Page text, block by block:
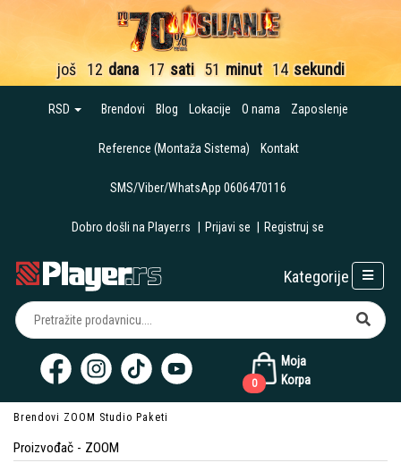
još 12 dana 17 sati 51 minut 13 sekundi
RSD Brendovi Blog Lokacije O nama Zaposlenje
Reference (Montaža Sistema) Kontakt
SMS/Viber/WhatsApp 0606470116
Dobro došli na Player.rs Prijavi se Registruj se
Moja
Korpa
0
Kategorije
Brendovi ZOOM Studio Paketi
Proizvođač - ZOOM